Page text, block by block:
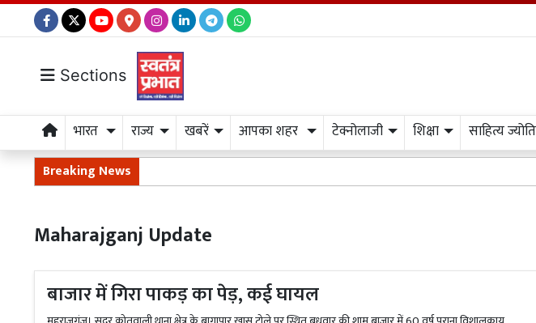
Sections
भारत राज्य खबरें आपका शहर टेक्नोलाजी शिक्षा साहित्य
Breaking News
Maharajganj Update
बाजार में गिरा पाकड़ का पेड़, कई घायल